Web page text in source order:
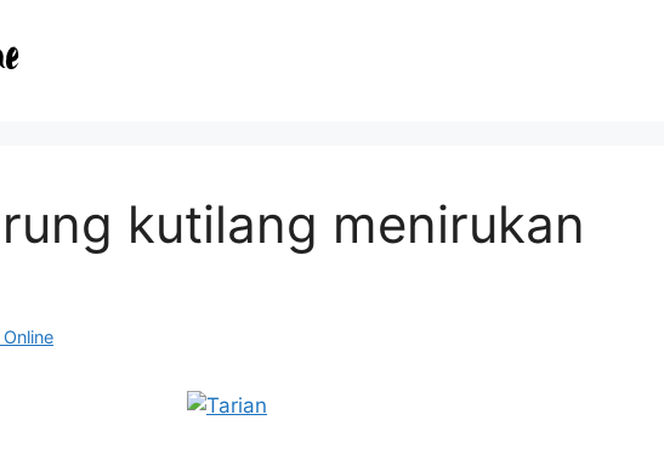
kutilang menirukan